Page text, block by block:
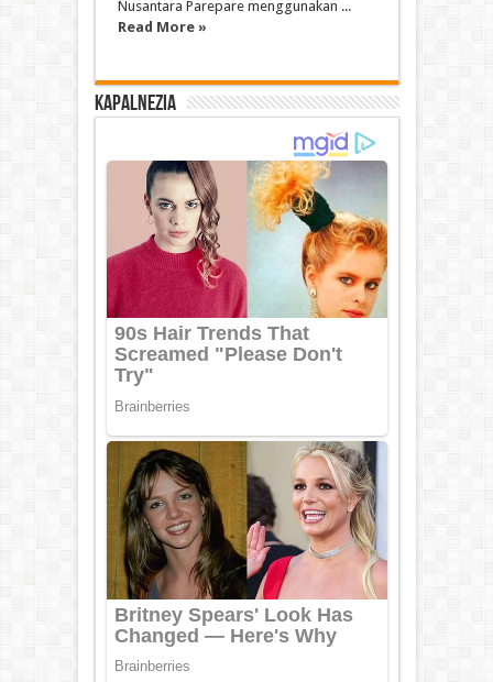
Nusantara Parepare menggunakan ...
Read More »
Kapalnezia